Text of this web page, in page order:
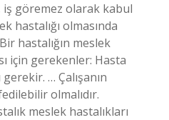
iş göremez olarak kabul
hastalığı olmasında
hastalığın meslek
için gerekenler: Hasta
gerekir. … Çalışanın
olmalıdır.
meslek hastalıkları